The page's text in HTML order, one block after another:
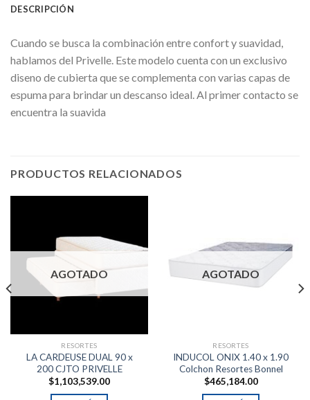
DESCRIPCIÓN
Cuando se busca la combinación entre confort y suavidad,
hablamos del Privelle. Este modelo cuenta con un exclusivo
diseno de cubierta que se complementa con varias capas de
espuma para brindar un descanso ideal. Al primer contacto se
encuentra la suavida
PRODUCTOS RELACIONADOS
AGOTADO
RESORTES
LA CARDEUSE DUAL 90 x
200 CJTO PRIVELLE
$1,103,539.00
AGOTADO
RESORTES
INDUCOL ONIX 1.40 x 1.90
Colchon Resortes Bonnel
$465,184.00